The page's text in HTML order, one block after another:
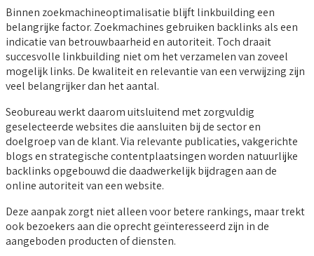
Binnen zoekmachineoptimalisatie blijft linkbuilding een
belangrijke factor. Zoekmachines gebruiken backlinks als een
indicatie van betrouwbaarheid en autoriteit. Toch draait
succesvolle linkbuilding niet om het verzamelen van zoveel
mogelijk links. De kwaliteit en relevantie van een verwijzing zijn
veel belangrijker dan het aantal.
Seobureau werkt daarom uitsluitend met zorgvuldig
geselecteerde websites die aansluiten bij de sector en
doelgroep van de klant. Via relevante publicaties, vakgerichte
blogs en strategische contentplaatsingen worden natuurlijke
backlinks opgebouwd die daadwerkelijk bijdragen aan de
online autoriteit van een website.
Deze aanpak zorgt niet alleen voor betere rankings, maar trekt
ook bezoekers aan die oprecht geïnteresseerd zijn in de
aangeboden producten of diensten.